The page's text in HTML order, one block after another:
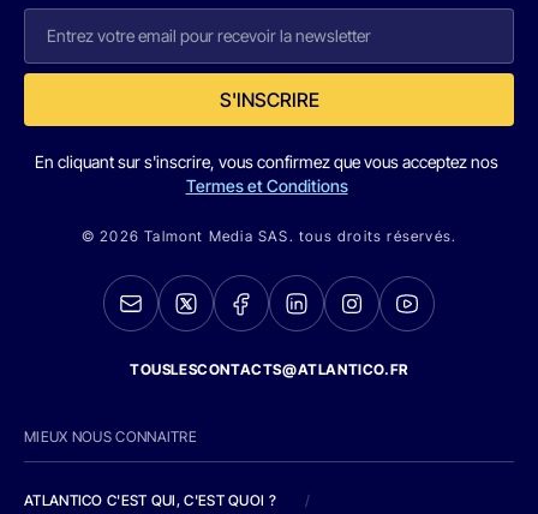
S'INSCRIRE
En cliquant sur s'inscrire, vous confirmez que vous acceptez nos
Termes et Conditions
© 2026 Talmont Media SAS. tous droits réservés.
TOUSLESCONTACTS@ATLANTICO.FR
MIEUX NOUS CONNAITRE
ATLANTICO C'EST QUI, C'EST QUOI ?
/